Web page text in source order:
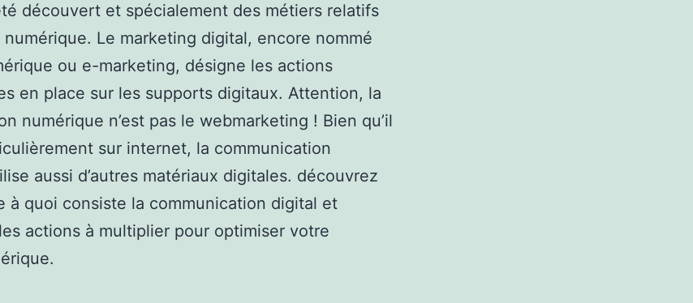
découvert et spécialement des métiers relatifs
Le marketing digital, encore nommé
ou e-marketing, désigne les actions
en place sur les supports digitaux. Attention, la
numérique n’est pas le webmarketing ! Bien qu’il
sur internet, la communication
aussi d’autres matériaux digitales. découvrez
à quoi consiste la communication digital et
actions à multiplier pour optimiser votre